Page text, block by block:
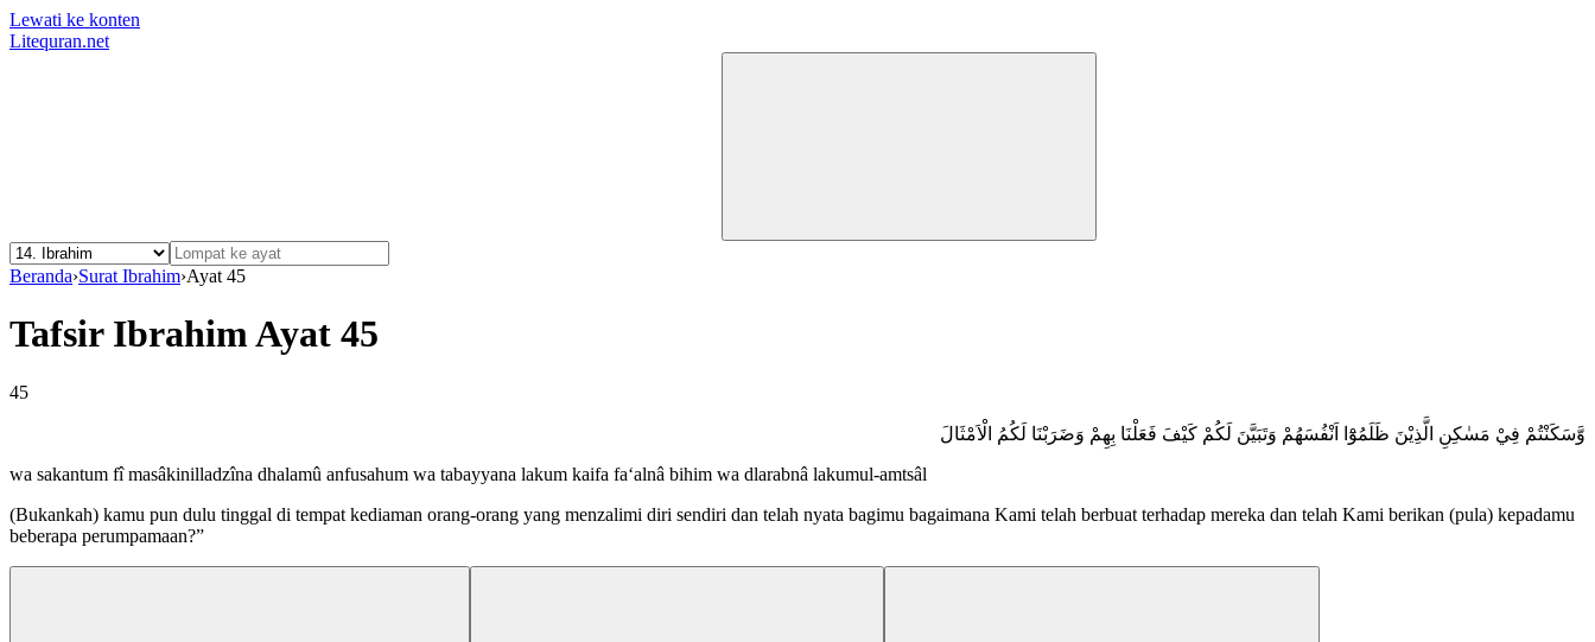
Lewati ke konten
Litequran.net
Beranda›Surat Ibrahim›Ayat 45
Tafsir Ibrahim Ayat 45
45
وَّسَكَنْتُمْ فِيْ مَسٰكِنِ الَّذِيْنَ ظَلَمُوْٓا اَنْفُسَهُمْ وَتَبَيَّنَ لَكُمْ كَيْفَ فَعَلْنَا بِهِمْ وَضَرَبْنَا لَكُمُ الْاَمْثَالَ
wa sakantum fî masâkinilladzîna dhalamû anfusahum wa tabayyana lakum kaifa fa‘alnâ bihim wa dlarabnâ lakumul-amtsâl
(Bukankah) kamu pun dulu tinggal di tempat kediaman orang-orang yang menzalimi diri sendiri dan telah nyata bagimu bagaimana Kami telah berbuat terhadap mereka dan telah Kami berikan (pula) kepadamu
beberapa perumpamaan?”